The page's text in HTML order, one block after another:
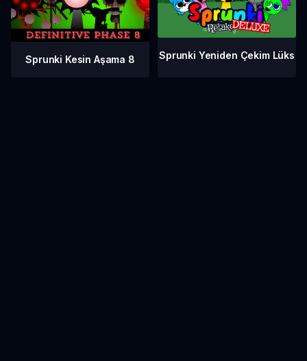
Sprunki Kesin Aşama 8 Sprunki Yeniden Çekim Lüks